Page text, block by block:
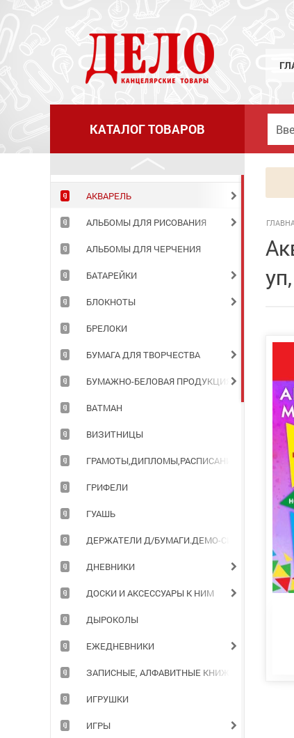
КАТАЛОГ ТОВАРОВ
АКВАРЕЛЬ
АЛЬБОМЫ ДЛЯ РИСОВАНИЯ
АЛЬБОМЫ ДЛЯ ЧЕРЧЕНИЯ
БАТАРЕЙКИ
БЛОКНОТЫ
БРЕЛОКИ
БУМАГА ДЛЯ ТВОРЧЕСТВА
БУМАЖНО-БЕЛОВАЯ ПРОДУКЦИЯ ДЛЯ ОФИСА
ВАТМАН
ВИЗИТНИЦЫ
ГРАМОТЫ,ДИПЛОМЫ,РАСПИСАНИЯ УРОКОВ
ГРИФЕЛИ
ГУАШЬ
ДЕРЖАТЕЛИ Д/БУМАГИ.ДЕМО-СИСТЕМЫ
ДНЕВНИКИ
ДОСКИ И АКСЕССУАРЫ К НИМ
ДЫРОКОЛЫ
ЕЖЕДНЕВНИКИ
ЗАПИСНЫЕ, АЛФАВИТНЫЕ КНИЖКИ
ИГРУШКИ
ИГРЫ